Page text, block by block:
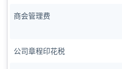
商会管理费
公司章程印花税